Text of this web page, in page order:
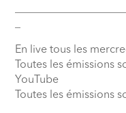
En live tous les
Toutes les émissions
YouTube
Toutes les émissions